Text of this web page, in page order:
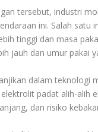
tersebut, industri
ini. Salah
tinggi dan masa
jauh dan umur pakai
dalam teknologi
padat alih-alih
dan risiko